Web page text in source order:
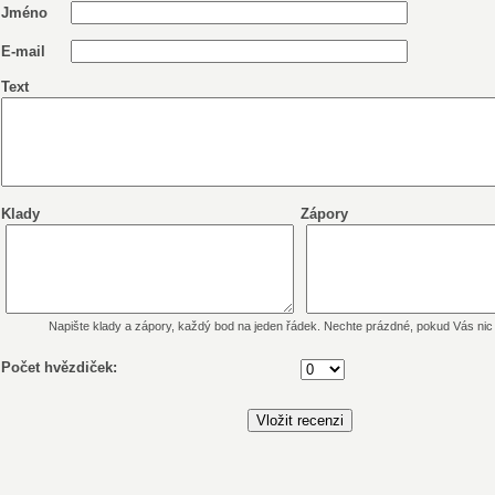
Jméno
E-mail
Text
Klady Zápory
Napište klady a zápory, každý bod na jeden řádek. Nechte prázdné, pokud Vás nic
Počet hvězdiček: